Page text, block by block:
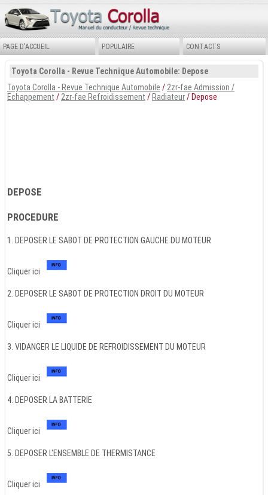
PAGE D'ACCUEIL POPULAIRE CONTACTS
Toyota Corolla - Revue Technique Automobile: Depose
Toyota Corolla - Revue Technique Automobile / 2zr-fae Admission /
Echappement / 2zr-fae Refroidissement /Radiateur/ Depose
DEPOSE
PROCEDURE
1. DEPOSER LE SABOT DE PROTECTION GAUCHE DU MOTEUR
Cliquer ici
2. DEPOSER LE SABOT DE PROTECTION DROIT DU MOTEUR
Cliquer ici
3. VIDANGER LE LIQUIDE DE REFROIDISSEMENT DU MOTEUR
Cliquer ici
4. DEPOSER LA BATTERIE
Cliquer ici
5. DEPOSER L'ENSEMBLE DE THERMISTANCE
Cliquer ici